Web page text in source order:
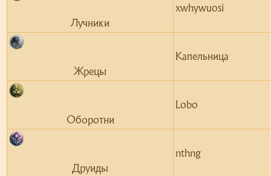
Лучники​
xwhywuosi
Жрецы​
Капельница
Оборотни​
Lobo
Друиды​
nthng